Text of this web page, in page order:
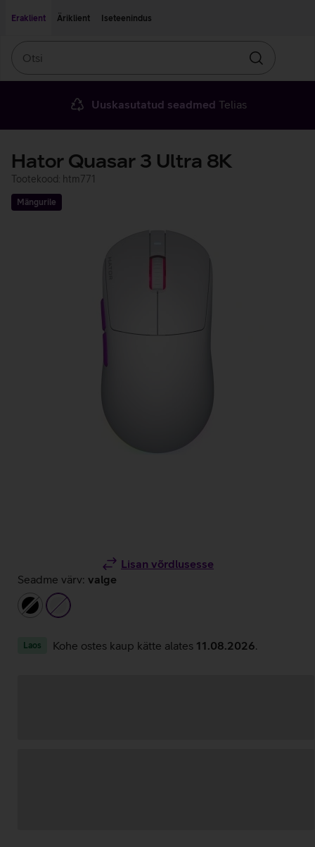
Eraklient
Äriklient Iseteenindus
Otsin
Uuskasutatud seadmed Telias
Hator Quasar 3 Ultra 8K
Tootekood: htm771
Mängurile
Lisan võrdlusesse
Seadme värv: valge
must
valge
Laos Kohe ostes kaup kätte alates 11.08.2026